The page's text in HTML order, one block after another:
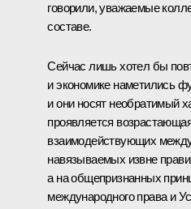
говорили, уважаемые
составе.
Сейчас лишь хотел бы
и экономике наметились
и они носят необратимый
проявляется
взаимодействующих
навязываемых извне
а на общепризнанных
международного права и